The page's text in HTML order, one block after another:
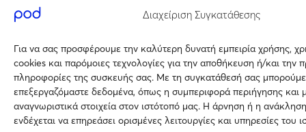
Διαχείριση Συγκατάθεσης
Για να σας προσφέρουμε την καλύτερη δυνατή εμπειρία χρήσης,
cookies και παρόμοιες τεχνολογίες για την αποθήκευση ή/και την
πληροφορίες της συσκευής σας. Με τη συγκατάθεσή σας
επεξεργαζόμαστε δεδομένα, όπως η συμπεριφορά περιήγησης και
αναγνωριστικά στοιχεία στον ιστότοπό μας. Η άρνηση ή η
ενδέχεται να επηρεάσει ορισμένες λειτουργίες και υπηρεσίες του